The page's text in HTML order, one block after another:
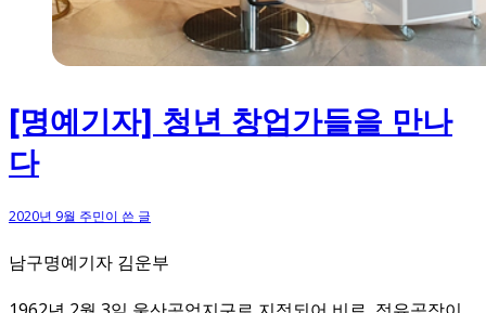
[명예기자] 청년 창업가들을 만나
다
2020년 9월 주민이 쓴 글
남구명예기자 김운부